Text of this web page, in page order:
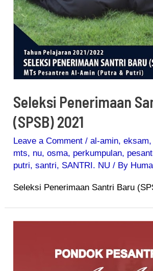
Seleksi Penerimaan
(SPSB) 2021
Leave a Comment /al-amin,eksam,
mts, nu,osma, perkumpulan,
putri,santri, SANTRI. NU / By
Seleksi Penerimaan Santri Baru